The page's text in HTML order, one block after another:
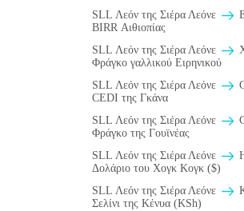
SLL Λεόν της Σιέρα Λεόνε
BIRR Αιθιοπίας
SLL Λεόν της Σιέρα Λεόνε
Φράγκο γαλλικού Ειρηνικού
SLL Λεόν της Σιέρα Λεόνε
CEDI της Γκάνα
SLL Λεόν της Σιέρα Λεόνε
Φράγκο της Γουϊνέας
SLL Λεόν της Σιέρα Λεόνε
Δολάριο του Χογκ Κογκ ($)
SLL Λεόν της Σιέρα Λεόνε
Σελίνι της Κένυα (KSh)